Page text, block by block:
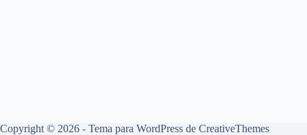
Copyright © 2026 - Tema para WordPress de CreativeThemes